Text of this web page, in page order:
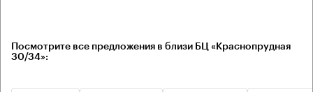
Посмотрите все предложения в близи БЦ «Краснопрудная
30/34»: